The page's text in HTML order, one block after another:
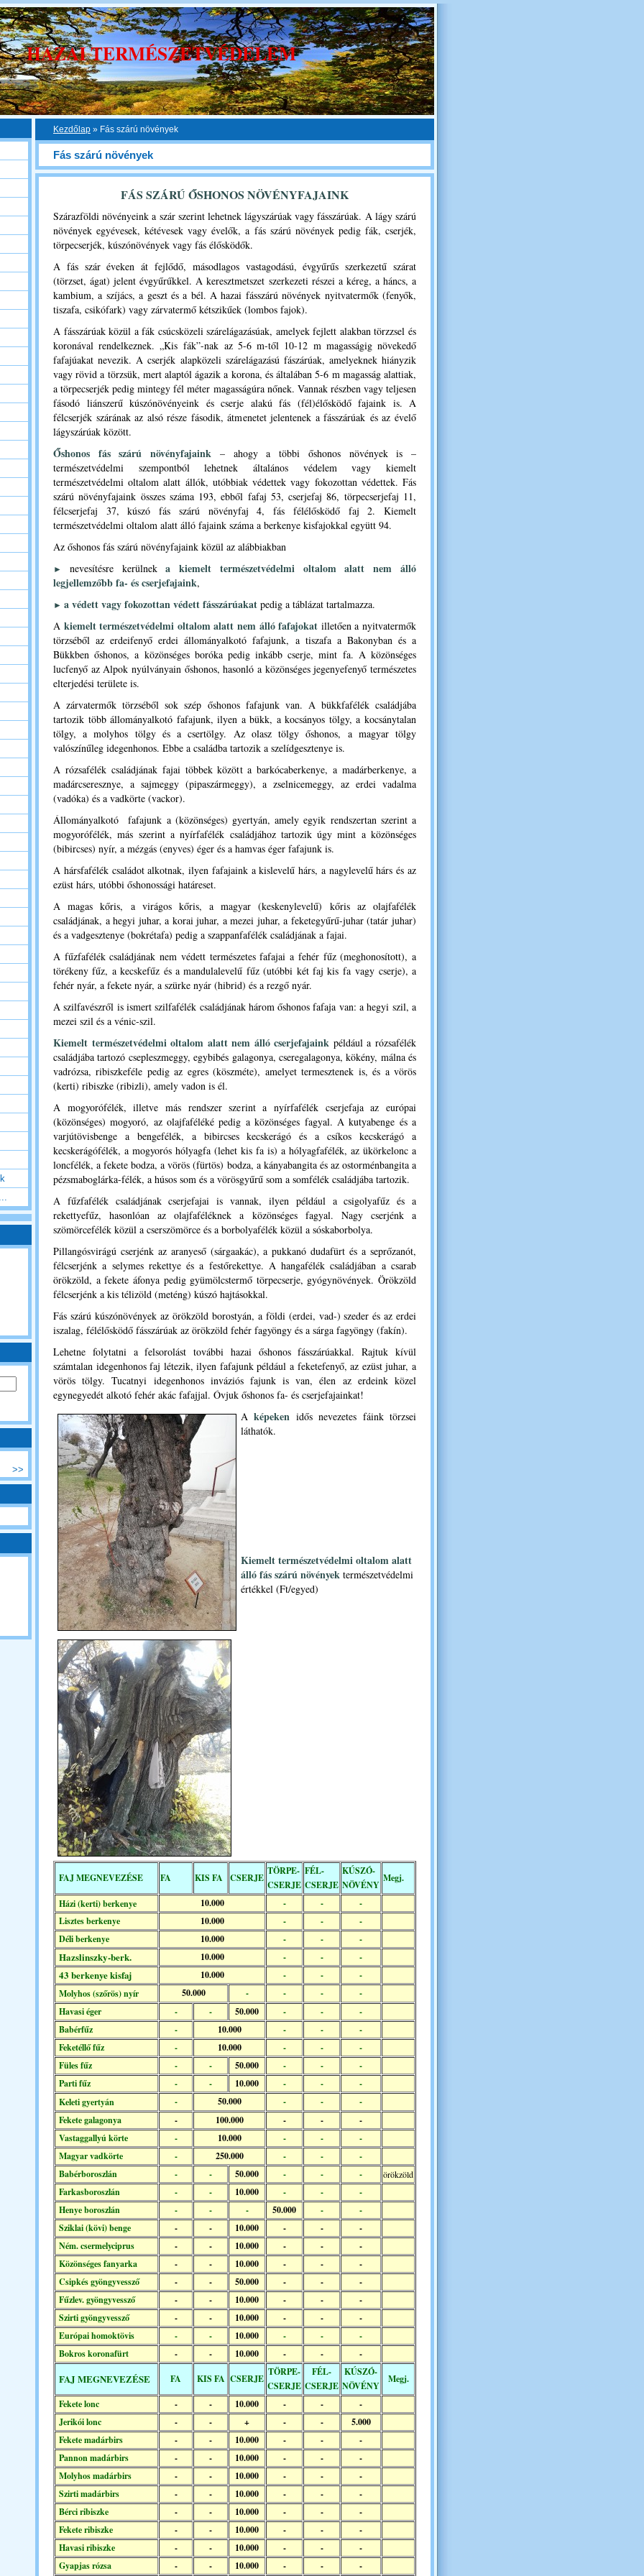
HAZAI TERMÉSZETVÉDELEM
Kezdőlap » Fás szárú növények
Fás szárú növények
FÁS SZÁRÚ ŐSHONOS NÖVÉNYFAJAINK
Szárazföldi növényeink a szár szerint lehetnek lágyszárúak vagy fásszárúak. A lágy szárú
növények egyévesek, kétévesek vagy évelők, a fás szárú növények pedig fák, cserjék,
törpecserjék, kúszónövények vagy fás élősködők.
A fás szár éveken át fejlődő, másodlagos vastagodású, évgyűrűs szerkezetű szárat
(törzset, ágat) jelent évgyűrűkkel. A keresztmetszet szerkezeti részei a kéreg, a háncs, a
kambium, a szíjács, a geszt és a bél. A hazai fásszárú növények nyitvatermők (fenyők,
tiszafa, csikófark) vagy zárvatermő kétszikűek (lombos fajok).
A fásszárúak közül a fák csúcsközeli szárelágazásúak, amelyek fejlett alakban törzzsel és
koronával rendelkeznek. „Kis fák”-nak az 5-6 m-től 10-12 m magasságig növekedő
fafajúakat nevezik. A cserjék alapközeli szárelágazású fászárúak, amelyeknek hiányzik
vagy rövid a törzsük, mert alaptól ágazik a korona, és általában 5-6 m magasság alattiak,
a törpecserjék pedig mintegy fél méter magasságúra nőnek. Vannak részben vagy teljesen
fásodó liánszerű kúszónövényeink és cserje alakú fás (fél)élősködő fajaink is. A
félcserjék szárának az alsó része fásodik, átmenetet jelentenek a fásszárúak és az évelő
lágyszárúak között.
Őshonos fás szárú növényfajaink – ahogy a többi őshonos növények is –
természetvédelmi szempontból lehetnek általános védelem vagy kiemelt
természetvédelmi oltalom alatt állók, utóbbiak védettek vagy fokozottan védettek. Fás
szárú növényfajaink összes száma 193, ebből fafaj 53, cserjefaj 86, törpecserjefaj 11,
félcserjefaj 37, kúszó fás szárú növényfaj 4, fás félélősködő faj 2. Kiemelt
természetvédelmi oltalom alatt álló fajaink száma a berkenye kisfajokkal együtt 94.
Az őshonos fás szárú növényfajaink közül az alábbiakban
► nevesítésre kerülneka kiemelt természetvédelmi oltalom alatt nem álló
legjellemzőbb fa- és cserjefajaink,
► a védett vagy fokozottan védett fásszárúakat pedig a táblázat tartalmazza.
A kiemelt természetvédelmi oltalom alatt nem álló fafajokat illetően a nyitvatermők
törzséből az erdeifenyő erdei állományalkotó fafajunk, a tiszafa a Bakonyban és a
Bükkben őshonos, a közönséges boróka pedig inkább cserje, mint fa. A közönséges
lucfenyő az Alpok nyúlványain őshonos, hasonló a közönséges jegenyefenyő természetes
elterjedési területe is.
A zárvatermők törzséből sok szép őshonos fafajunk van. A bükkfafélék családjába
tartozik több állományalkotó fafajunk, ilyen a bükk, a kocsányos tölgy, a kocsánytalan
tölgy, a molyhos tölgy és a csertölgy. Az olasz tölgy őshonos, a magyar tölgy
valószínűleg idegenhonos. Ebbe a családba tartozik a szelídgesztenye is.
A rózsafélék családjának fajai többek között a barkócaberkenye, a madárberkenye, a
madárcseresznye, a sajmeggy (pipaszármeggy), a zselnicemeggy, az erdei vadalma
(vadóka) és a vadkörte (vackor).
Állományalkotó fafajunk a (közönséges) gyertyán, amely egyik rendszertan szerint a
mogyorófélék, más szerint a nyírfafélék családjához tartozik úgy mint a közönséges
(bibircses) nyír, a mézgás (enyves) éger és a hamvas éger fafajunk is.
A hársfafélék családot alkotnak, ilyen fafajaink a kislevelű hárs, a nagylevelű hárs és az
ezüst hárs, utóbbi őshonossági határeset.
A magas kőris, a virágos kőris, a magyar (keskenylevelű) kőris az olajfafélék
családjának, a hegyi juhar, a korai juhar, a mezei juhar, a feketegyűrű-juhar (tatár juhar)
és a vadgesztenye (bokrétafa) pedig a szappanfafélék családjának a fajai.
A fűzfafélék családjának nem védett természetes fafajai a fehér fűz (meghonosított), a
törékeny fűz, a kecskefűz és a mandulalevelű fűz (utóbbi két faj kis fa vagy cserje), a
fehér nyár, a fekete nyár, a szürke nyár (hibrid) és a rezgő nyár.
A szilfavészről is ismert szilfafélék családjának három őshonos fafaja van: a hegyi szil, a
mezei szil és a vénic-szil.
Kiemelt természetvédelmi oltalom alatt nem álló cserjefajaink például a rózsafélék
családjába tartozó csepleszmeggy, egybibés galagonya, cseregalagonya, kökény, málna és
vadrózsa, ribiszkeféle pedig az egres (köszméte), amelyet termesztenek is, és a vörös
(kerti) ribiszke (ribizli), amely vadon is él.
A mogyorófélék, illetve más rendszer szerint a nyírfafélék cserjefaja az európai
(közönséges) mogyoró, az olajfaféléké pedig a közönséges fagyal. A kutyabenge és a
varjútövisbenge a bengefélék, a bibircses kecskerágó és a csíkos kecskerágó a
kecskerágófélék, a mogyorós hólyagfa (lehet kis fa is) a hólyagfafélék, az ükörkelonc a
loncfélék, a fekete bodza, a vörös (fürtös) bodza, a kányabangita és az ostorménbangita a
pézsmaboglárka-félék, a húsos som és a vörösgyűrű som a somfélék családjába tartozik.
A fűzfafélék családjának cserjefajai is vannak, ilyen például a csigolyafűz és a
rekettyefűz, hasonlóan az olajfaféléknek a közönséges fagyal. Nagy cserjénk a
szömörcefélék közül a cserszömörce és a borbolyafélék közül a sóskaborbolya.
Pillangósvirágú cserjénk az aranyeső (sárgaakác), a pukkanó dudafürt és a seprőzanót,
félcserjénk a selymes rekettye és a festőrekettye. A hangafélék családjában a csarab
örökzöld, a fekete áfonya pedig gyümölcstermő törpecserje, gyógynövények. Örökzöld
félcserjénk a kis télizöld (meténg) kúszó hajtásokkal.
Fás szárú kúszónövények az örökzöld borostyán, a földi (erdei, vad-) szeder és az erdei
iszalag, félélősködő fásszárúak az örökzöld fehér fagyöngy és a sárga fagyöngy (fakín).
Lehetne folytatni a felsorolást további hazai őshonos fásszárúakkal. Rajtuk kívül
számtalan idegenhonos faj létezik, ilyen fafajunk például a feketefenyő, az ezüst juhar, a
vörös tölgy. Tucatnyi idegenhonos inváziós fajunk is van, élen az erdeink közel
egynegyedét alkotó fehér akác fafajjal. Óvjuk őshonos fa- és cserjefajainkat!
Aképeken idős nevezetes fáink törzsei
láthatók.
Kiemelt természetvédelmi oltalom alatt
álló fás szárú növények természetvédelmi
értékkel (Ft/egyed)
FAJ MEGNEVEZÉSE FA KIS FA CSERJE
TÖRPE-
CSERJE
FÉL-
CSERJE
KÚSZÓ-
NÖVÉNY
Megj.
Házi (kerti) berkenye 10.000 - -
-
Lisztes berkenye
10.000 - -
-
Déli berkenye
10.000 - - -
Hazslinszky-berk. 10.000 - - -
43 berkenye kisfaj 10.000 - -
-
Molyhos (szőrös) nyír
50.000 - - -
-
Havasi éger
- - 50.000 - -
-
Babérfűz
- 10.000 - -
-
Feketéllő fűz
- 10.000 - -
-
Füles fűz
- - 50.000 - -
-
Parti fűz
- - 10.000 - -
-
Keleti gyertyán
- 50.000 - -
-
Fekete galagonya
- 100.000 - -
-
Vastaggallyú körte
- 10.000 - -
-
Magyar vadkörte
- 250.000 - -
-
Babérboroszlán
- - 50.000 - - - örökzöld
Farkasboroszlán - - 10.000 - -
-
Henye boroszlán
- - - 50.000 -
-
Sziklai (kövi) benge
- - 10.000 - -
-
Ném. csermelyciprus
- - 10.000 - -
-
Közönséges fanyarka
- - 10.000 - -
-
Csipkés gyöngyvessző
- - 50.000 - -
-
Fűzlev. gyöngyvessző
- - 10.000 - -
-
Szirti gyöngyvessző
- - 10.000 - -
-
Európai homoktövis
- - 10.000 - -
-
Bokros koronafürt
- - 10.000 - - -
FAJ MEGNEVEZÉSE FA KIS FA CSERJE
TÖRPE-
CSERJE
FÉL-
CSERJE
KÚSZÓ-
NÖVÉNY
Megj.
Fekete lonc - - 10.000 - -
-
Jerikói lonc
- - + - -
5.000
Fekete madárbirs
- - 10.000 - -
-
Pannon madárbirs
- - 10.000 - -
-
Molyhos madárbirs
- - 10.000 - -
-
Szirti madárbirs
- - 10.000 - -
-
Bérci ribiszke
- - 10.000 - -
-
Fekete ribiszke
- - 10.000 - -
-
Havasi ribiszke
- - 10.000 - -
-
Gyapjas rózsa
- - 10.000 - - -
>>